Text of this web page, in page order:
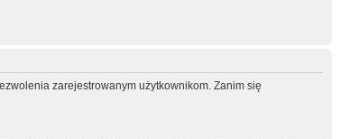
zarejestrowanym użytkownikom. Zanim się